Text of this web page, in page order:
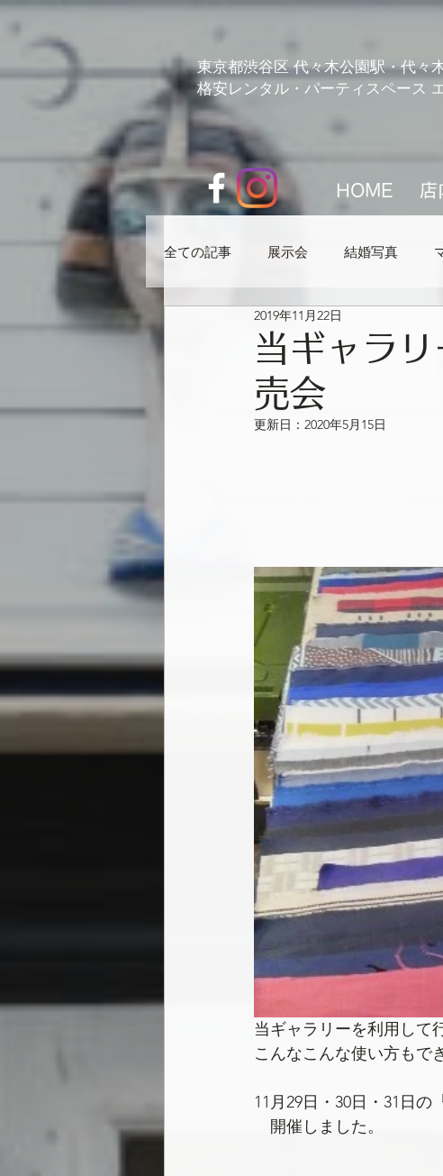
東京都渋谷区 代々木公園駅・代
格安レンタル・パーティスペース
HOME 店
全ての記事 展示会 結婚写真
エイトランド紹介
当ギャラ
売会
2019年11月22日
更新日： 2020年5月15日
当ギャラリーを利用して
こんなこんな使い方もで
11月29日・30日・31日
開催しました。